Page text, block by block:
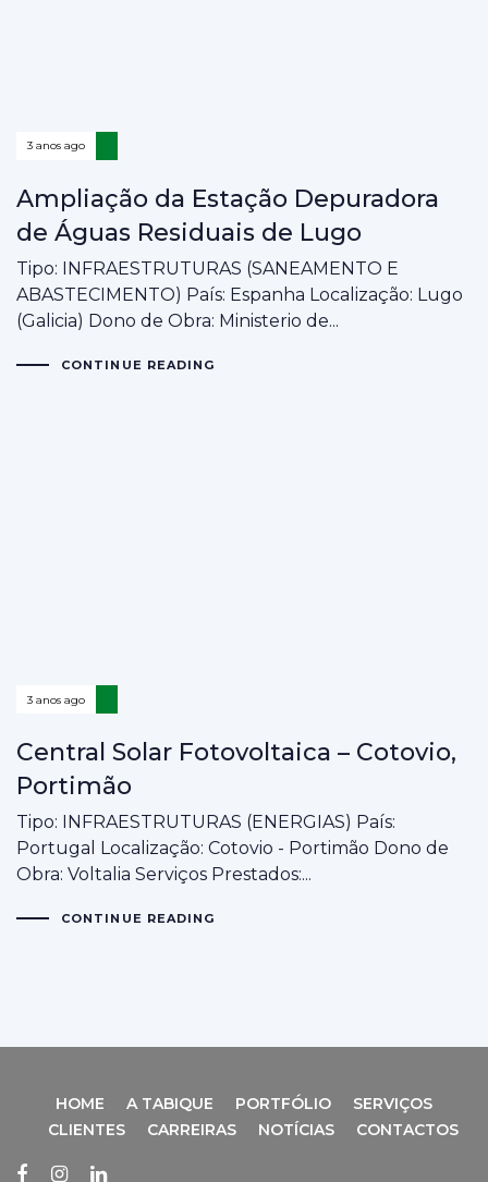
3 anos ago
Ampliação da Estação Depuradora
de Águas Residuais de Lugo
Tipo: INFRAESTRUTURAS (SANEAMENTO E
ABASTECIMENTO) País: Espanha Localização: Lugo
(Galicia) Dono de Obra: Ministerio de...
CONTINUE READING
3 anos ago
Central Solar Fotovoltaica – Cotovio,
Portimão
Tipo: INFRAESTRUTURAS (ENERGIAS) País:
Portugal Localização: Cotovio - Portimão Dono de
Obra: Voltalia Serviços Prestados:...
CONTINUE READING
HOME A TABIQUE PORTFÓLIO
SERVIÇOS
CLIENTES
CARREIRAS NOTÍCIAS CONTACTOS